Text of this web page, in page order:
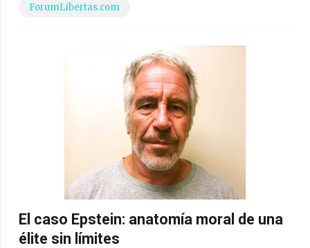
ForumLibertas.com
El caso Epstein: anatomía moral de una
élite sin límites